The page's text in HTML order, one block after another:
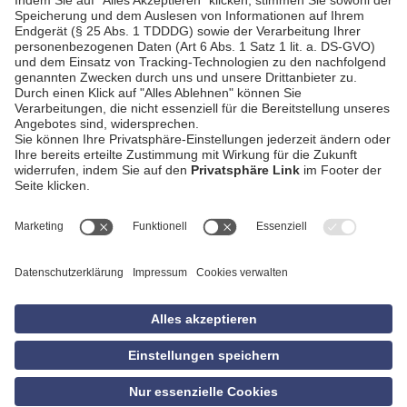
AGB
Datenschutzerklärung
Empfang
Privatsphäre